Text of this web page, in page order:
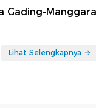
Gading-
Lihat Selengkapnya